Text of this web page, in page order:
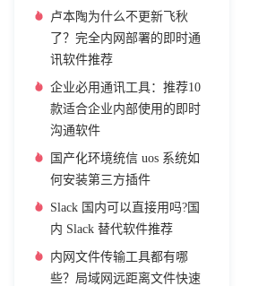
卢本陶为什么不更新飞秋
了？完全内网部署的即时通
讯软件推荐
企业必用通讯工具：推荐10
款适合企业内部使用的即时
沟通软件
国产化环境统信 uos 系统如
何安装第三方插件
Slack 国内可以直接用吗?国
内 Slack 替代软件推荐
内网文件传输工具都有哪
些？局域网远距离文件快速